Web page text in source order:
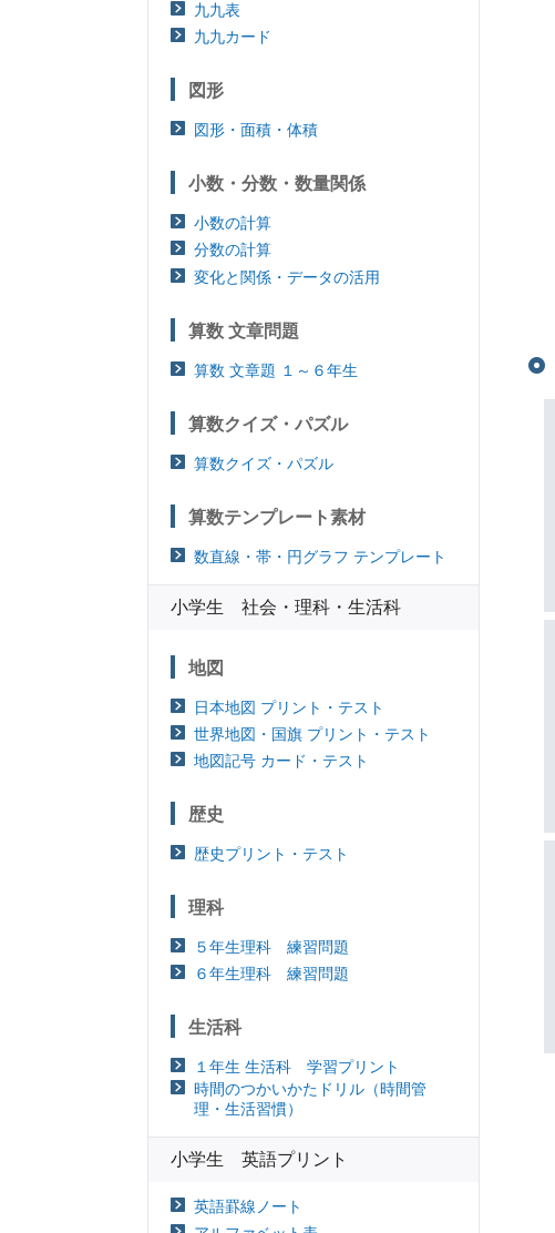
九九表
九九カード
図形
図形・面積・体積
小数・分数・数量関係
小数の計算
分数の計算
変化と関係・データの活用
算数 文章問題
算数 文章題 １～６年生
算数クイズ・パズル
算数クイズ・パズル
算数テンプレート素材
数直線・帯・円グラフ テンプレート
小学生 社会・理科・生活科
地図
日本地図 プリント・テスト
世界地図・国旗 プリント・テスト
地図記号 カード・テスト
歴史
歴史プリント・テスト
理科
５年生理科 練習問題
６年生理科 練習問題
生活科
１年生 生活科 学習プリント
時間のつかいかたドリル（時間管
理・生活習慣）
小学生 英語プリント
英語罫線ノート